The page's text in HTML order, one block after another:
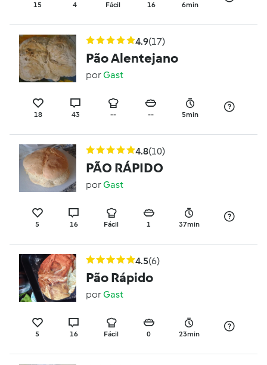
15 4 Fácil 16 6min
4.9(17)
Pão Alentejano
porGast
18 43 -- -- 5min
4.8(10)
PÃO RÁPIDO
porGast
5 16 Fácil 1 37min
4.5(6)
Pão Rápido
porGast
5 16 Fácil 0 23min